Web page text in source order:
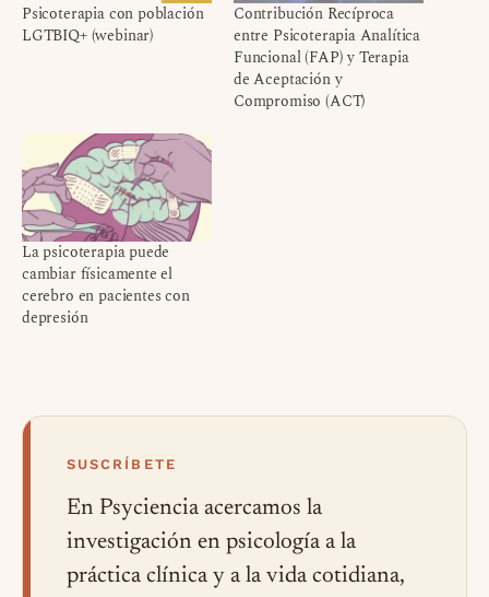
Psicoterapia con población
LGTBIQ+ (webinar)
Contribución Recíproca
entre Psicoterapia Analítica
Funcional (FAP) y Terapia
de Aceptación y
Compromiso (ACT)
La psicoterapia puede
cambiar físicamente el
cerebro en pacientes con
depresión
SUSCRÍBETE
En Psyciencia acercamos la
investigación en psicología a la
práctica clínica y a la vida cotidiana,